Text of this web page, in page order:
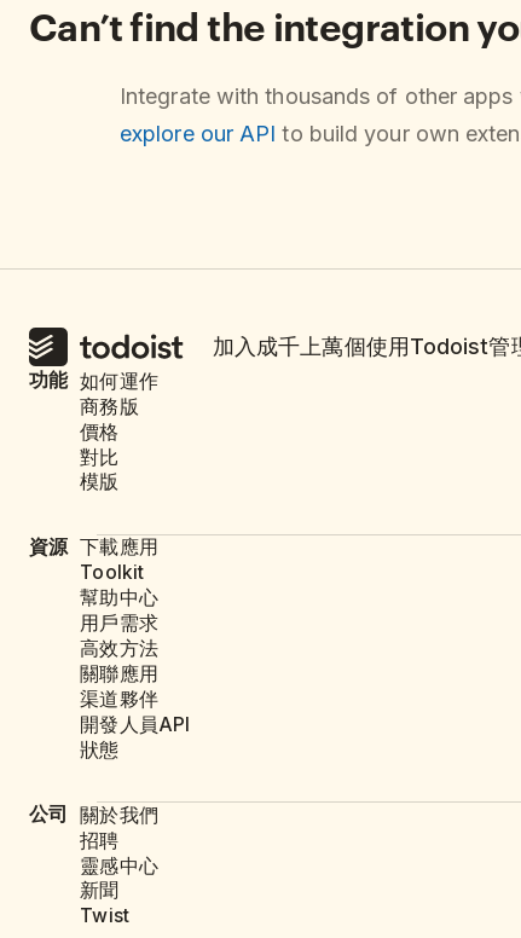
Can’t find the integration
Integrate with thousands of other apps
explore our API to build your own
加入成千上萬個使用Todoist管
功能 如何運作
商務版
價格
對比
模版
資源 下載應用
Toolkit
幫助中心
用戶需求
高效方法
關聯應用
渠道夥伴
開發人員API
狀態
公司
關於我們
招聘
靈感中心
新聞
Twist